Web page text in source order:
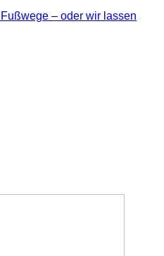
– oder wir lassen